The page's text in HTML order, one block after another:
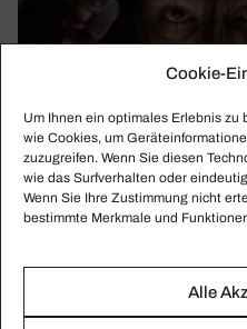
Cookie-
Um Ihnen ein optimales Erlebnis zu
wie Cookies, um
zuzugreifen. Wenn Sie diesen
wie das Surfverhalten oder
Wenn Sie Ihre Zustimmung nicht
bestimmte Merkmale und
Alle